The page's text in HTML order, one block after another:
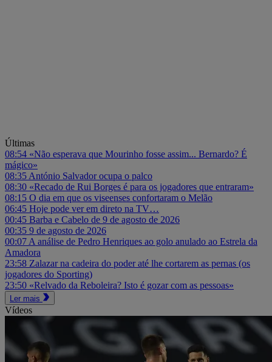
Últimas
08:54 «Não esperava que Mourinho fosse assim... Bernardo? É
mágico»
08:35 António Salvador ocupa o palco
08:30 «Recado de Rui Borges é para os jogadores que entraram»
08:15 O dia em que os viseenses confortaram o Melão
06:45 Hoje pode ver em direto na TV…
00:45 Barba e Cabelo de 9 de agosto de 2026
00:35 9 de agosto de 2026
00:07 A análise de Pedro Henriques ao golo anulado ao Estrela da
Amadora
23:58 Zalazar na cadeira do poder até lhe cortarem as pernas (os
jogadores do Sporting)
23:50 «Relvado da Reboleira? Isto é gozar com as pessoas»
Ler mais
Vídeos